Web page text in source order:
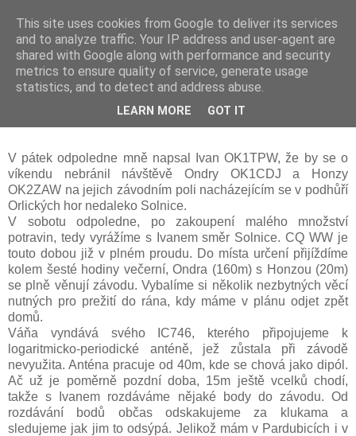
Prdec - Pardubice Hradec
Návštěva na poli aneb CQ WW DX
V pátek odpoledne mně napsal Ivan OK1TPW, že by se o
víkendu nebránil návštěvě Ondry OK1CDJ a Honzy
OK2ZAW na jejich závodním poli nacházejícím se v podhůří
Orlických hor nedaleko Solnice.
V sobotu odpoledne, po zakoupení malého množství
potravin, tedy vyrážíme s Ivanem směr Solnice. CQ WW je
touto dobou již v plném proudu. Do místa určení přijíždíme
kolem šesté hodiny večerní, Ondra (160m) s Honzou (20m)
se plně věnují závodu. Vybalíme si několik nezbytných věcí
nutných pro prežití do rána, kdy máme v plánu odjet zpět
domů.
Váňa vyndává svého IC746, kterého připojujeme k
logaritmicko-periodické anténě, jež zůstala při závodě
nevyužita. Anténa pracuje od 40m, kde se chová jako dipól.
Ač už je poměrně pozdní doba, 15m ještě vcelků chodí,
takže s Ivanem rozdáváme nějaké body do závodu. Od
rozdávání bodů občas odskakujeme za klukama a
sledujeme jak jim to odsýpá. Jelikož mám v Pardubicích i v
This site uses cookies from Google to deliver its services
and to analyze traffic. Your IP address and user-agent are
shared with Google along with performance and security
metrics to ensure quality of service, generate usage
statistics, and to detect and address abuse.
LEARN MORE GOT IT